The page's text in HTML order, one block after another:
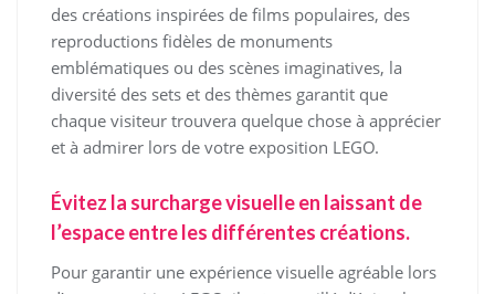
des créations inspirées de films populaires, des
reproductions fidèles de monuments
emblématiques ou des scènes imaginatives, la
diversité des sets et des thèmes garantit que
chaque visiteur trouvera quelque chose à apprécier
et à admirer lors de votre exposition LEGO.
Évitez la surcharge visuelle en laissant de
l’espace entre les différentes créations.
Pour garantir une expérience visuelle agréable lors